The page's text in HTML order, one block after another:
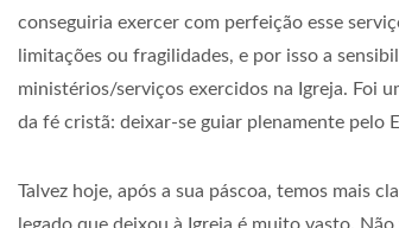
conseguiria exercer com perfeição esse
limitações ou fragilidades, e por isso a
ministérios/serviços exercidos na Igreja. Foi
da fé cristã: deixar-se guiar plenamente pelo
Talvez hoje, após a sua páscoa, temos mais